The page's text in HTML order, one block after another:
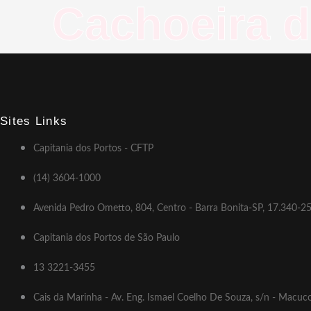
Sites Links
Capitania dos Portos - CFTP
(14) 3604-1000
Avenida Pedro Ometto, 804, Centro - Barra Bonita-SP, 17.340-
Capitania dos Portos de São Paulo
13 3221-3455
Cais da Marinha - Av. Eng. Ismael Coelho De Souza, s/n -